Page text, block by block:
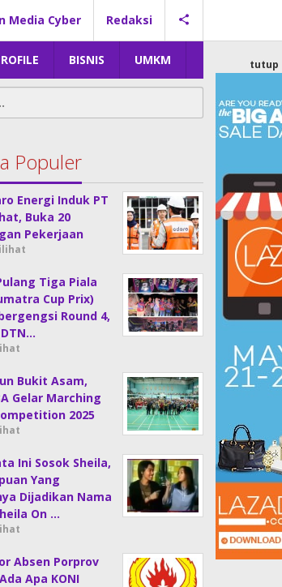
Media Cyber Redaksi
BISNIS UMKM tutup
Populer
Energi Induk PT
Buka 20
Pekerjaan
Tiga Piala
Cup Prix)
Round 4,
DTN…
Bukit Asam,
Gelar Marching
2025
Ini Sosok Sheila,
Yang
Dijadikan Nama
On …
Absen Porprov
Apa KONI